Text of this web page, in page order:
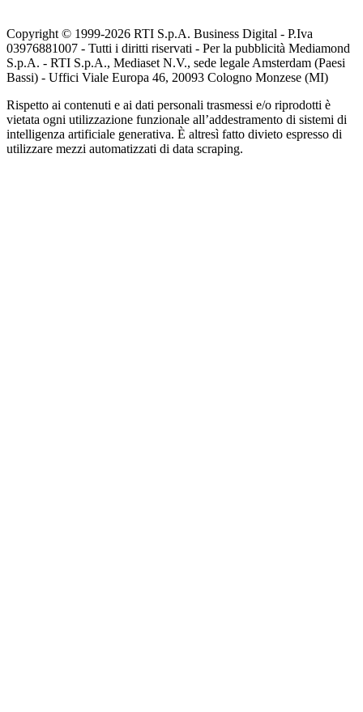
Copyright © 1999-2026 RTI S.p.A. Business Digital - P.Iva
03976881007 - Tutti i diritti riservati - Per la pubblicità Mediamond
S.p.A. - RTI S.p.A., Mediaset N.V., sede legale Amsterdam (Paesi
Bassi) - Uffici Viale Europa 46, 20093 Cologno Monzese (MI)
Rispetto ai contenuti e ai dati personali trasmessi e/o riprodotti è
vietata ogni utilizzazione funzionale all’addestramento di sistemi di
intelligenza artificiale generativa. È altresì fatto divieto espresso di
utilizzare mezzi automatizzati di data scraping.